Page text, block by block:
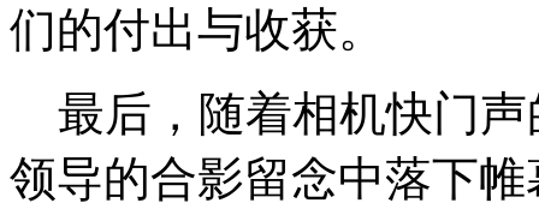
们的付出与收获。
最后，随着相机快门声
领导的合影留念中落下